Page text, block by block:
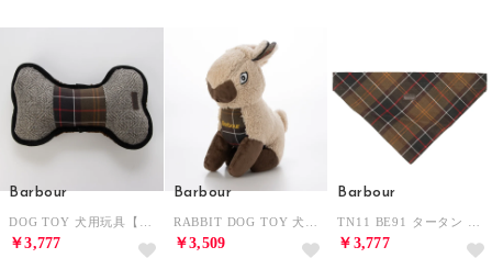
Barbour
￥3,777
Barbour
￥3,509
Barbour
￥3,777